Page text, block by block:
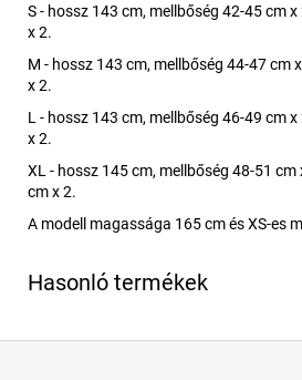
S - hossz 143 cm, mellbőség 42-45 cm
x 2.
M - hossz 143 cm, mellbőség 44-47 cm
x 2.
L - hossz 143 cm, mellbőség 46-49 cm
x 2.
XL - hossz 145 cm, mellbőség 48-51 cm
cm x 2.
A modell magassága 165 cm és XS-es